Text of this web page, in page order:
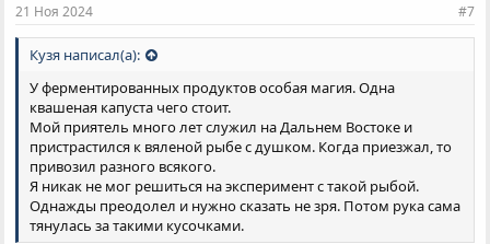
:
21 Ноя 2024 #7
Кузя написал(а):
У ферментированных продуктов особая магия. Одна
квашеная капуста чего стоит.
Мой приятель много лет служил на Дальнем Востоке и
пристрастился к вяленой рыбе с душком. Когда приезжал, то
привозил разного всякого.
Я никак не мог решиться на эксперимент с такой рыбой.
Однажды преодолел и нужно сказать не зря. Потом рука сама
тянулась за такими кусочками.